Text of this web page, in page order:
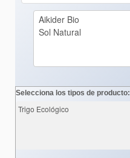
Selecciona los tipos de producto: